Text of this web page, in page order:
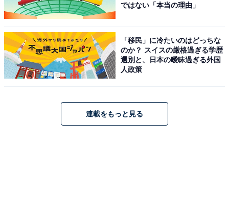
ではない「本当の理由」
「移民」に冷たいのはどっちな
のか？ スイスの厳格過ぎる学歴
選別と、日本の曖昧過ぎる外国
人政策
連載をもっと見る